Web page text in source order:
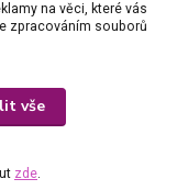
na věci, které vás
zpracováním souborů
vše
zde.